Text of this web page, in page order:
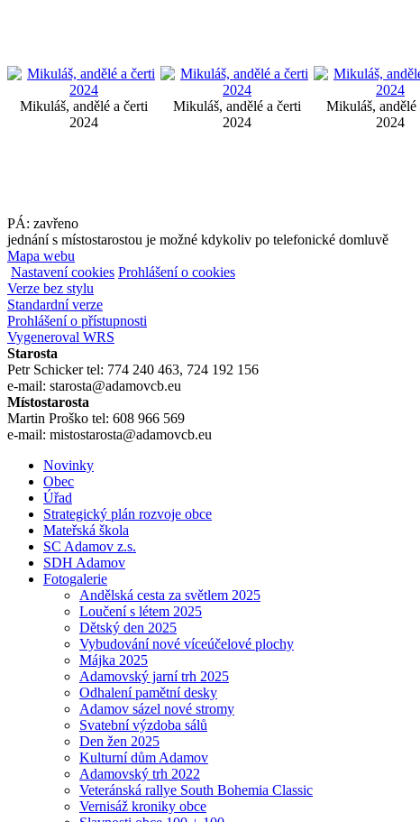
Mikuláš, andělé a čerti
2024
Mikuláš, andělé a čerti
2024
Mikuláš, andělé
2024
PÁ: zavřeno
jednání s místostarostou je možné kdykoliv po telefonické domluvě
Mapa webu
Nastavení cookies Prohlášení o cookies
Verze bez stylu
Standardní verze
Prohlášení o přístupnosti
Vygeneroval WRS
Starosta
Petr Schicker tel: 774 240 463, 724 192 156
e-mail: starosta@adamovcb.eu
Místostarosta
Martin Proško tel: 608 966 569
e-mail: mistostarosta@adamovcb.eu
Novinky
Obec
Úřad
Strategický plán rozvoje obce
Mateřská škola
SC Adamov z.s.
SDH Adamov
Fotogalerie
Andělská cesta za světlem 2025
Loučení s létem 2025
Dětský den 2025
Vybudování nové víceúčelové plochy
Májka 2025
Adamovský jarní trh 2025
Odhalení pamětní desky
Adamov sázel nové stromy
Svatební výzdoba sálů
Den žen 2025
Kulturní dům Adamov
Adamovský trh 2022
Veteránská rallye South Bohemia Classic
Vernisáž kroniky obce